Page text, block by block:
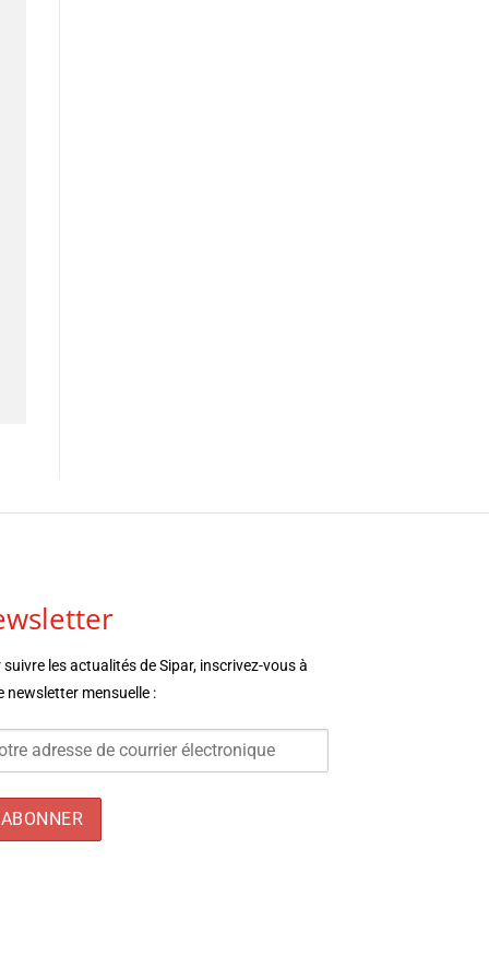
suivre les actualités de Sipar, inscrivez-vous à
newsletter mensuelle :